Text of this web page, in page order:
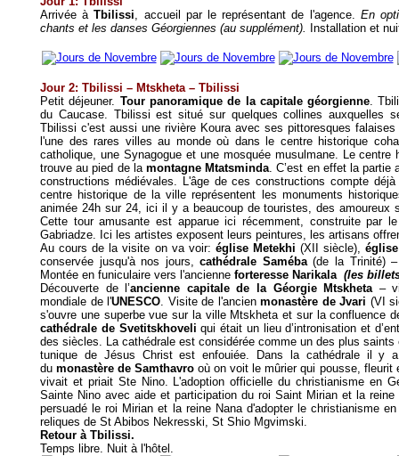
Arrivée àTbilissi, accueil par le représentant de l'agence. En
chants et les danses Géorgiennes (au supplément).
Installation et
Jour 2: Tbilissi – Mtskheta – Tbilissi
Petit déjeuner. Tour panoramique de la capitale géorgienne.
du Caucase. Tbilissi est situé sur quelques collines auxquelles
Tbilissi c'est aussi une rivière Koura avec ses pittoresques
l'une des rares villes au monde où dans le centre historique
catholique, une Synagogue et une mosquée musulmane. Le
trouve au pied de la montagne Mtatsminda. C’est en effet la partie
constructions médiévales. L'âge de ces constructions compte
centre historique de la ville représentent les monuments
animée 24h sur 24, ici il y a beaucoup de touristes, des amoureux
Cette tour amusante est apparue ici récemment, construite par
Gabriadze. Ici les artistes exposent leurs peintures, les artisans
Au cours de la visite on va voir: église Metekhi (XII siècle),
conservée jusqu'à nos jours, cathédrale Saméba(de la Trinité) –
Montée en funiculaire vers l'ancienne forteresse Narikala (les
Découverte de l’ancienne capitale de la Géorgie Mtskheta–
mondiale de l'UNESCO. Visite de l'ancienmonastère de Jvari (VI
s'ouvre une superbe vue sur la ville Mtskheta et sur la confluence
cathédrale de Svetitskhoveli qui était un lieu d’intronisation et
des siècles. La cathédrale est considérée comme un des plus saints
tunique de Jésus Christ est enfouiée. Dans la cathédrale il y
du monastère de Samthavro où on voit le mûrier qui pousse, fleurit
vivait et priait Ste Nino. L'adoption officielle du christianisme en
Sainte Nino avec aide et participation du roi Saint Mirian et la
persuadé le roi Mirian et la reine Nana d'adopter le christianisme
reliques de St Abibos Nekresski, St Shio Mgvimski.
Retour à Tbilissi.
Temps libre. Nuit à l'hôtel.